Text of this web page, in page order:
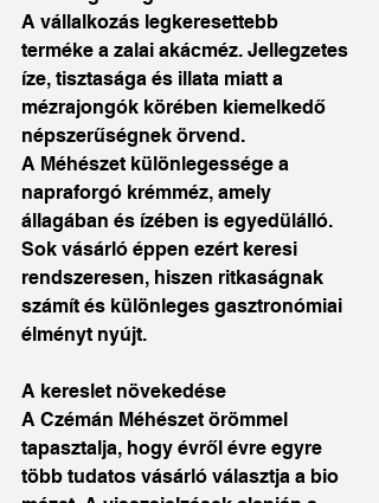
A vállalkozás legkeresettebb
terméke a zalai akácméz. Jellegzetes
íze, tisztasága és illata miatt a
mézrajongók körében kiemelkedő
népszerűségnek örvend.
A Méhészet különlegessége a
napraforgó krémméz, amely
állagában és ízében is egyedülálló.
Sok vásárló éppen ezért keresi
rendszeresen, hiszen ritkaságnak
számít és különleges gasztronómiai
élményt nyújt.
A kereslet növekedése
A Czémán Méhészet örömmel
tapasztalja, hogy évről évre egyre
több tudatos vásárló választja a bio